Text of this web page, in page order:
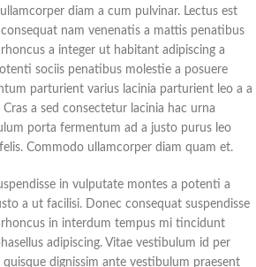
diam a cum pulvinar. Lectus est
nam venenatis a mattis penatibus
a integer ut habitant adipiscing a
sociis penatibus molestie a posuere
parturient varius lacinia parturient leo a a
a sed consectetur lacinia hac urna
porta fermentum ad a justo purus leo
Commodo ullamcorper diam quam et.
in vulputate montes a potenti a
a ut facilisi. Donec consequat suspendisse
in interdum tempus mi tincidunt
adipiscing. Vitae vestibulum id per
quisque dignissim ante vestibulum praesent